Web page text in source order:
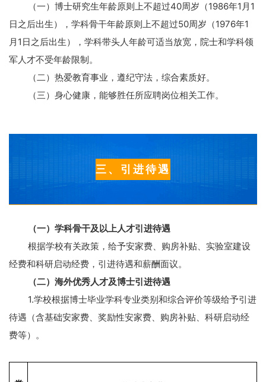
（一）博士研究生年龄原则上不超过40周岁（1986年1 月 1
日之后出生），学科骨干年龄原则上不超过50周岁（1976年1
月 1 日之后出生），学科带头人年龄可适当放宽，院士和学科领
军人才不受年龄限制。
（二）热爱教育事业，遵纪守法，综合素质好。
（三）身心健康，能够胜任所应聘岗位相关工作。
三、引进待遇
（一）学科骨干及以上人才引进待遇
根据学校有关政策，给予安家费、购房补贴、实验室建设
经费和科研启动经费，引进待遇和薪酬面议。
（二）海外优秀人才及博士引进待遇
1.学校根据博士毕业学科专业类别和综合评价等级给予引进
待遇（含基础安家费、奖励性安家费、购房补贴、科研启动经
费等）。